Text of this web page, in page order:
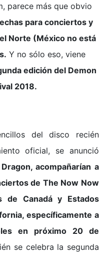
parece más que obvio
para conciertos y
Norte (México no está
Y no sólo eso, viene
edición del Demon
2018.
del disco recién
oficial, se anunció
acompañarían a
de The Now Now
de Canadá y Estados
específicamente a
en próximo 20 de
se celebra la segunda